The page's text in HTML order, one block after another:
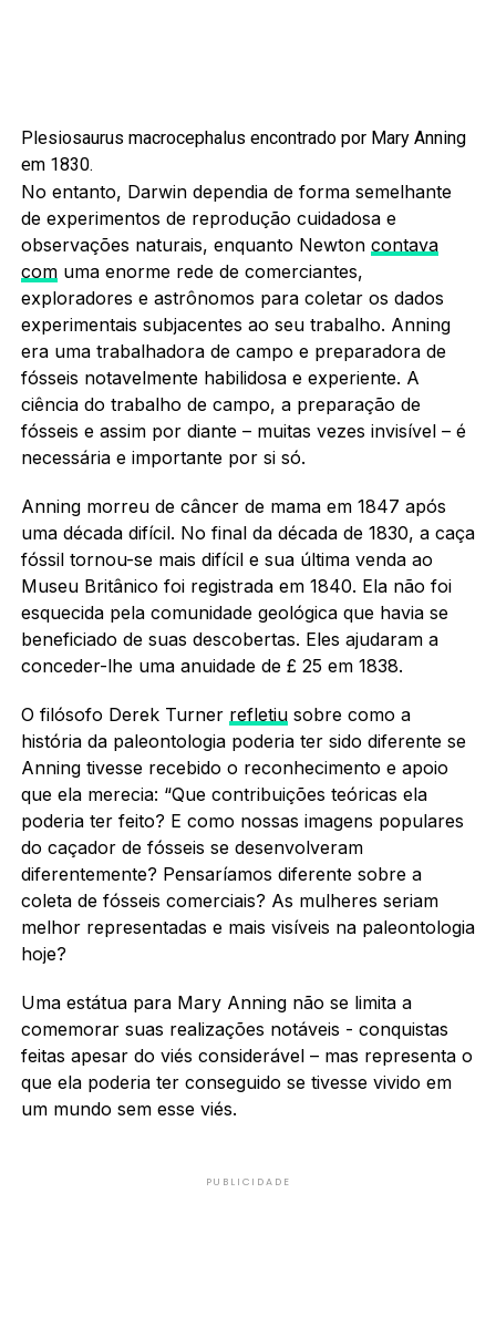
Plesiosaurus macrocephalus encontrado por Mary Anning
em 1830.
No entanto, Darwin dependia de forma semelhante
de experimentos de reprodução cuidadosa e
observações naturais, enquanto Newton contava
comuma enorme rede de comerciantes,
exploradores e astrônomos para coletar os dados
experimentais subjacentes ao seu trabalho. Anning
era uma trabalhadora de campo e preparadora de
fósseis notavelmente habilidosa e experiente. A
ciência do trabalho de campo, a preparação de
fósseis e assim por diante – muitas vezes invisível – é
necessária e importante por si só.
Anning morreu de câncer de mama em 1847 após
uma década difícil. No final da década de 1830, a caça
fóssil tornou-se mais difícil e sua última venda ao
Museu Britânico foi registrada em 1840. Ela não foi
esquecida pela comunidade geológica que havia se
beneficiado de suas descobertas. Eles ajudaram a
conceder-lhe uma anuidade de £ 25 em 1838.
O filósofo Derek Turner refletiusobre como a
história da paleontologia poderia ter sido diferente se
Anning tivesse recebido o reconhecimento e apoio
que ela merecia: “Que contribuições teóricas ela
poderia ter feito? E como nossas imagens populares
do caçador de fósseis se desenvolveram
diferentemente? Pensaríamos diferente sobre a
coleta de fósseis comerciais? As mulheres seriam
melhor representadas e mais visíveis na paleontologia
hoje?
Uma estátua para Mary Anning não se limita a
comemorar suas realizações notáveis ​​- conquistas
feitas apesar do viés considerável – mas representa o
que ela poderia ter conseguido se tivesse vivido em
um mundo sem esse viés.
PUBLICIDADE